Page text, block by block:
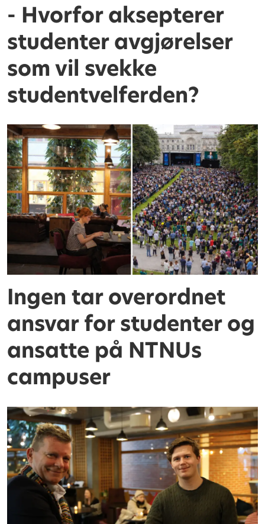
- Hvorfor aksepterer
studenter avgjørelser
som vil svekke
studentvelferden?
Ingen tar overordnet
ansvar for studenter og
ansatte på NTNUs
campuser